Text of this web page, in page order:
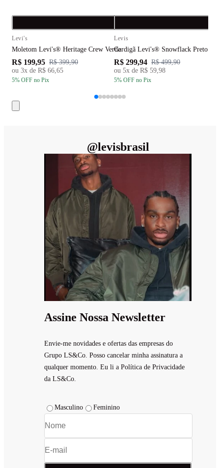
Levi's
Moletom Levi's® Heritage Crew Verde
R$ 199,95 R$ 399,90
ou 3x de R$ 66,65
5% OFF no Pix
Levis
Cardigã Levi's® Snowflack Preto
R$ 299,94 R$ 499,90
ou 5x de R$ 59,98
5% OFF no Pix
@levisbrasil
Assine Nossa Newsletter
Envie-me novidades e ofertas das empresas do
Grupo LS&Co. Posso cancelar minha assinatura a
qualquer momento. Eu li a Política de Privacidade
da LS&Co.
Masculino Feminino